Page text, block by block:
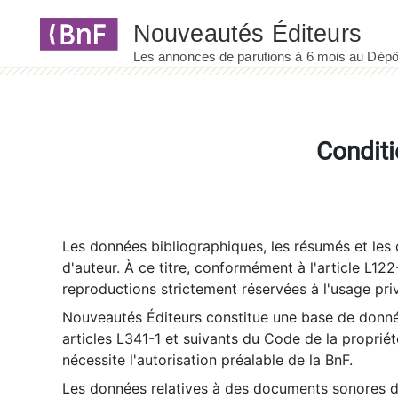
Les données bibliographiques, les résumés et
d'auteur. À ce titre, conformément à l'article
reproductions strictement réservées à l'usage
Nouveautés Éditeurs constitue une base de
articles L341-1 et suivants du Code de la
nécessite l'autorisation préalable de la BnF.
Les données relatives à des documents sonores